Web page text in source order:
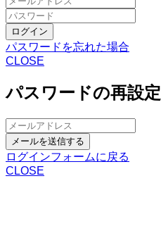
ログイン
パスワードを忘れた場合
CLOSE
パスワードの再設定
メールを送信する
ログインフォームに戻る
CLOSE